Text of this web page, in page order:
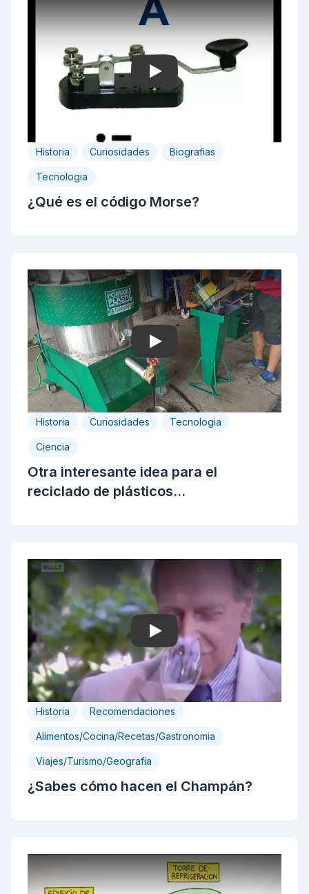
Play
Historia Curiosidades Biografias
Tecnologia
¿Qué es el código Morse?
Play
Historia Curiosidades Tecnologia
Ciencia
Otra interesante idea para el
reciclado de plásticos...
Play
Historia Recomendaciones
Alimentos/Cocina/Recetas/Gastronomia
Viajes/Turismo/Geografia
¿Sabes cómo hacen el Champán?